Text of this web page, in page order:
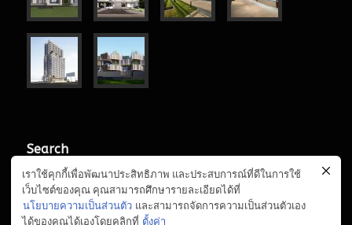
Search
เราใช้คุกกี้เพื่อพัฒนาประสิทธิภาพ และประสบการณ์ที่ดีในการใช้
เว็บไซต์ของคุณ คุณสามารถศึกษารายละเอียดได้ที่
นโยบายความเป็นส่วนตัว และสามารถจัดการความเป็นส่วนตัวเอง
ได้ของคุณได้เองโดยคลิกที่ ตั้งค่า